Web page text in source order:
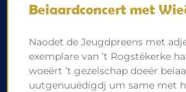
Beiaardconcert met
Naodet de Jeugdpreens met
exemplare van ’t Rogstèkerke
woeërt ’t gezelschap doeër
uutgenuuëdigdj um same met